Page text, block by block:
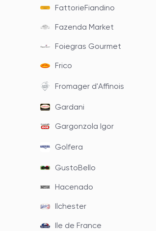
FattorieFiandino
Fazenda Market
Foiegras Gourmet
Frico
Fromager d'Affinois
Gardani
Gargonzola Igor
Golfera
GustoBello
Hacenado
Ilchester
Ile de France